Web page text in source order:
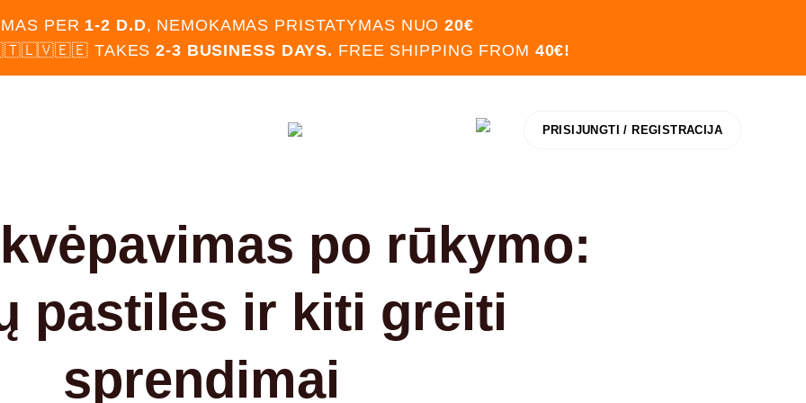
PER 1-2 D.D, NEMOKAMAS PRISTATYMAS NUO20€
🇱🇹🇱🇻🇪🇪 TAKES2-3 BUSINESS DAYS. FREE SHIPPING FROM 40€!
PRISIJUNGTI / REGISTRACIJA
po rūkymo:
pastilės ir kiti greiti
sprendimai